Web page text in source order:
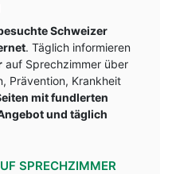
Schweizer
. Täglich informieren
auf Sprechzimmer über
Prävention, Krankheit
mit fundlerten
und täglich
SPRECHZIMMER